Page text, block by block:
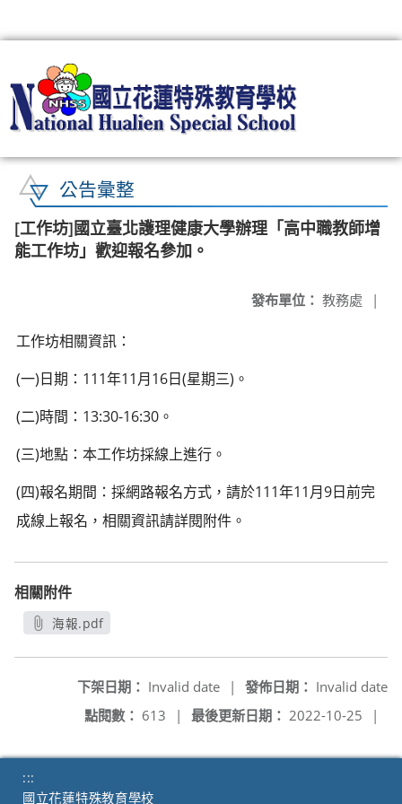
公告彙整
[工作坊]國立臺北護理健康大學辦理「高中職教師增
能工作坊」歡迎報名參加。
發布單位： 教務處 |
工作坊相關資訊：
(一)日期：111年11月16日(星期三)。
(二)時間：13:30-16:30。
(三)地點：本工作坊採線上進行。
(四)報名期間：採網路報名方式，請於111年11月9日前完
成線上報名，相關資訊請詳閱附件。
相關附件
海報.pdf
發佈日期： Invalid date
下架日期： Invalid date
|
最後更新日期： 2022-10-25 |
點閱數： 613 |
:::
國立花蓮特殊教育學校